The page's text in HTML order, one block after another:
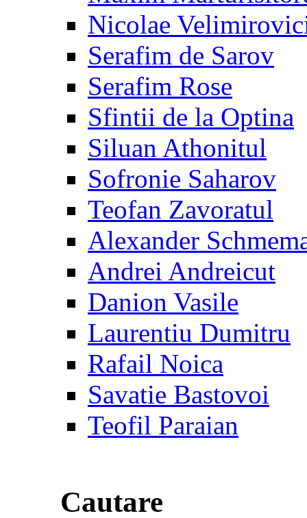
Nicolae
Serafim de Sarov
Serafim Rose
Sfintii de la Optina
Siluan Athonitul
Sofronie Saharov
Teofan Zavoratul
Alexander
Andrei Andreicut
Danion Vasile
Laurentiu Dumitru
Rafail Noica
Savatie Bastovoi
Teofil Paraian
Cautare